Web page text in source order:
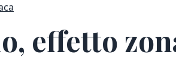
effetto